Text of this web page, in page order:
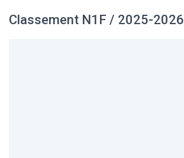
Classement N1F / 2025-2026